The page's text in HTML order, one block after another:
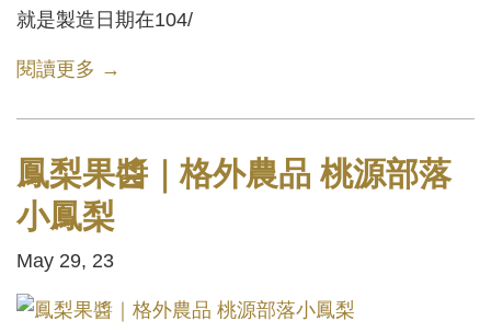
就是製造日期在104/
閱讀更多 →
鳳梨果醬｜格外農品 桃源部落
小鳳梨
May 29, 23